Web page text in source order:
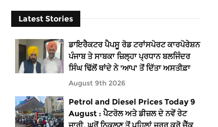
Latest Stories
ਡਾਇਰੈਕਟਰ ਪੈਪਸੂ ਰੋਡ ਟਰਾਂਸਪੋਰਟ ਕਾਰਪੋਰੇਸ਼ਨ
ਪੰਜਾਬ ਤੇ ਸਾਬਕਾ ਜ਼ਿਲ੍ਹਾ ਪ੍ਰਧਾਨ ਬਲਜਿੰਦਰ
ਸਿੰਘ ਢਿੱਲੋਂ ਥਾਂਦੇ ਨੇ 'ਆਪ' ਤੋਂ ਦਿੱਤਾ ਅਸਤੀਫ਼ਾ
August 9th 2026
Petrol and Diesel Prices Today 9
August : ਪੈਟਰੋਲ ਅਤੇ ਡੀਜ਼ਲ ਦੇ ਨਵੇਂ ਰੇਟ
ਜਾਰੀ, ਘਰੋਂ ਨਿਕਲਣ ਤੋਂ ਪਹਿਲਾਂ ਜ਼ਰੂਰ ਕਰੋ ਚੈੱਕ